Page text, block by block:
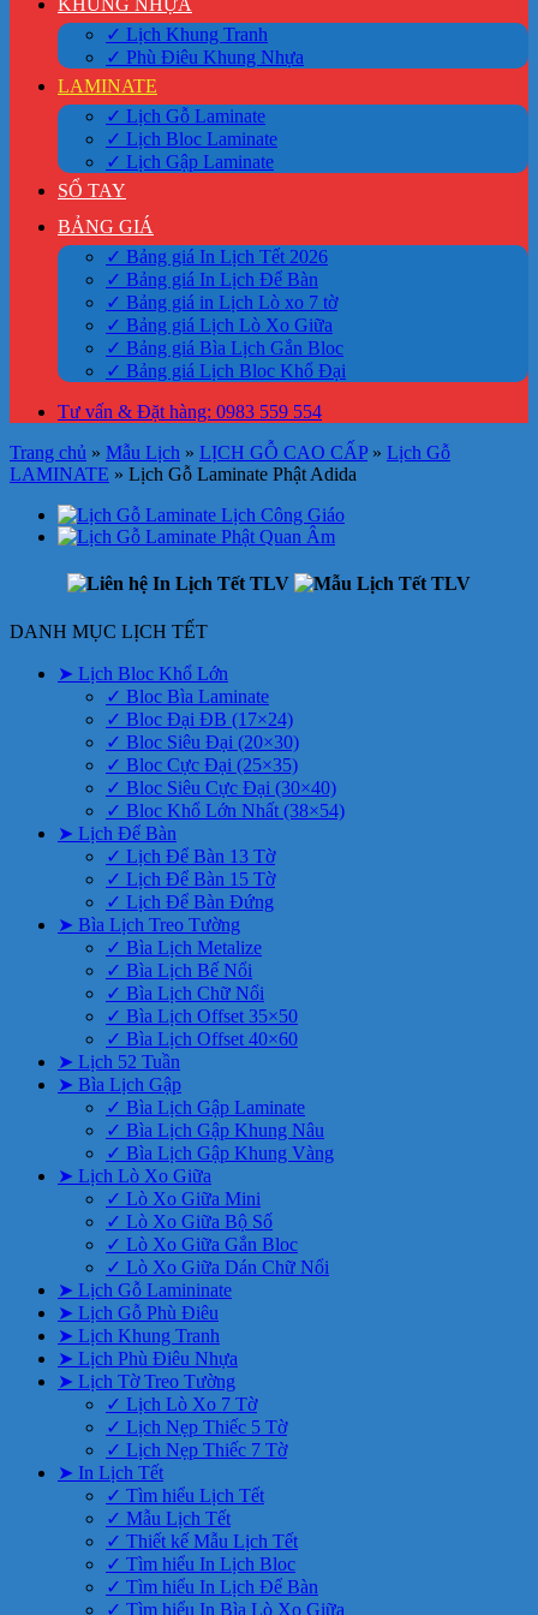
KHUNG NHỰA
✓ Lịch Khung Tranh
✓ Phù Điêu Khung Nhựa
LAMINATE
✓ Lịch Gỗ Laminate
✓ Lịch Bloc Laminate
✓ Lịch Gập Laminate
SỔ TAY
BẢNG GIÁ
✓ Bảng giá In Lịch Tết 2026
✓ Bảng giá In Lịch Để Bàn
✓ Bảng giá in Lịch Lò xo 7 tờ
✓ Bảng giá Lịch Lò Xo Giữa
✓ Bảng giá Bìa Lịch Gắn Bloc
✓ Bảng giá Lịch Bloc Khổ Đại
Tư vấn & Đặt hàng: 0983 559 554
Trang chủ » Mẫu Lịch » LỊCH GỖ CAO CẤP » Lịch Gỗ
LAMINATE » Lịch Gỗ Laminate Phật Adida
DANH MỤC LỊCH TẾT
➤ Lịch Bloc Khổ Lớn
✓ Bloc Bìa Laminate
✓ Bloc Đại ĐB (17×24)
✓ Bloc Siêu Đại (20×30)
✓ Bloc Cực Đại (25×35)
✓ Bloc Siêu Cực Đại (30×40)
✓ Bloc Khổ Lớn Nhất (38×54)
➤ Lịch Để Bàn
✓ Lịch Để Bàn 13 Tờ
✓ Lịch Để Bàn 15 Tờ
✓ Lịch Để Bàn Đứng
➤ Bìa Lịch Treo Tường
✓ Bìa Lịch Metalize
✓ Bìa Lịch Bế Nổi
✓ Bìa Lịch Chữ Nổi
✓ Bìa Lịch Offset 35×50
✓ Bìa Lịch Offset 40×60
➤ Lịch 52 Tuần
➤ Bìa Lịch Gập
✓ Bìa Lịch Gập Laminate
✓ Bìa Lịch Gập Khung Nâu
✓ Bìa Lịch Gập Khung Vàng
➤ Lịch Lò Xo Giữa
✓ Lò Xo Giữa Mini
✓ Lò Xo Giữa Bộ Số
✓ Lò Xo Giữa Gắn Bloc
✓ Lò Xo Giữa Dán Chữ Nổi
➤ Lịch Gỗ Lamininate
➤ Lịch Gỗ Phù Điêu
➤ Lịch Khung Tranh
➤ Lịch Phù Điêu Nhựa
➤ Lịch Tờ Treo Tường
✓ Lịch Lò Xo 7 Tờ
✓ Lịch Nẹp Thiếc 5 Tờ
✓ Lịch Nẹp Thiếc 7 Tờ
➤ In Lịch Tết
✓ Tìm hiểu Lịch Tết
✓ Mẫu Lịch Tết
✓ Thiết kế Mẫu Lịch Tết
✓ Tìm hiểu In Lịch Bloc
✓ Tìm hiểu In Lịch Để Bàn
✓ Tìm hiểu In Bìa Lò Xo Giữa